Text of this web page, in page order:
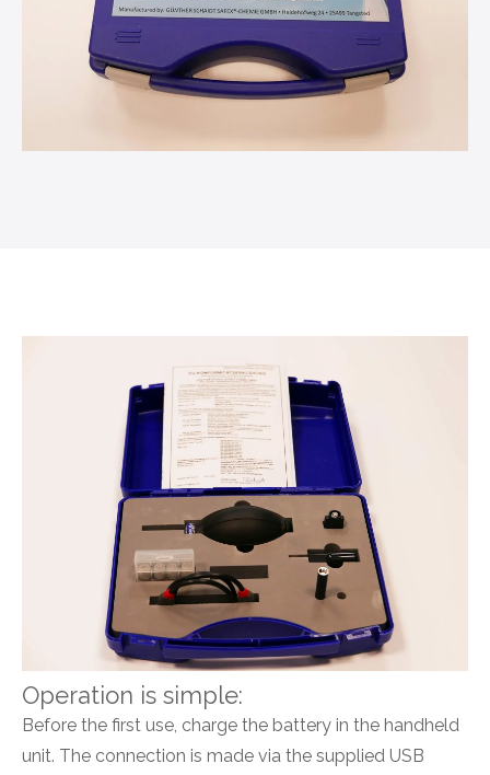
Operation is simple:
Before the first use, charge the battery in the handheld
unit. The connection is made via the supplied USB